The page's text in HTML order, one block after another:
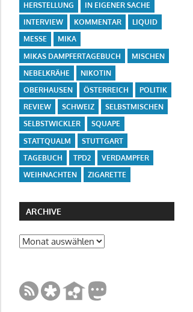
HERSTELLUNG
IN EIGENER SACHE
INTERVIEW
KOMMENTAR
LIQUID
MESSE
MIKA
MIKAS DAMPFERTAGEBUCH
MISCHEN
NEBELKRÄHE
NIKOTIN
OBERHAUSEN
ÖSTERREICH
POLITIK
REVIEW
SCHWEIZ
SELBSTMISCHEN
SELBSTWICKLER
SQUAPE
STATTQUALM
STUTTGART
TAGEBUCH
TPD2
VERDAMPFER
WEIHNACHTEN
ZIGARETTE
ARCHIVE
Archive